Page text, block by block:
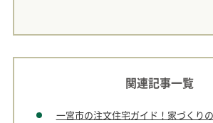
関連記事一覧
一宮市の注文住宅ガイド！家づくり